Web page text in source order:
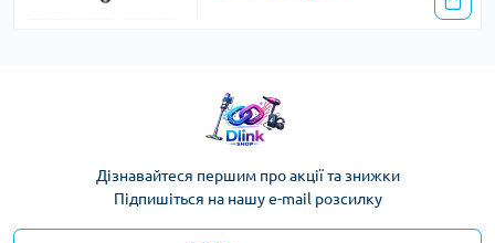
Дізнавайтеся першим про акції та знижки
Підпишіться на нашу e-mail розсилку